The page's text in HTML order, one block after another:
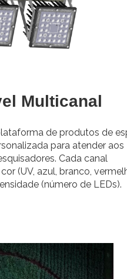
Multicanal
de produtos de
para atender aos
Cada canal
(UV, azul, branco,
(número de LEDs).